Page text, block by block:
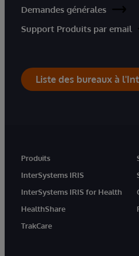
Demandes générales
Support Produits par email
Liste des bureaux à
Produits
InterSystems IRIS
InterSystems IRIS for Health
HealthShare
TrakCare